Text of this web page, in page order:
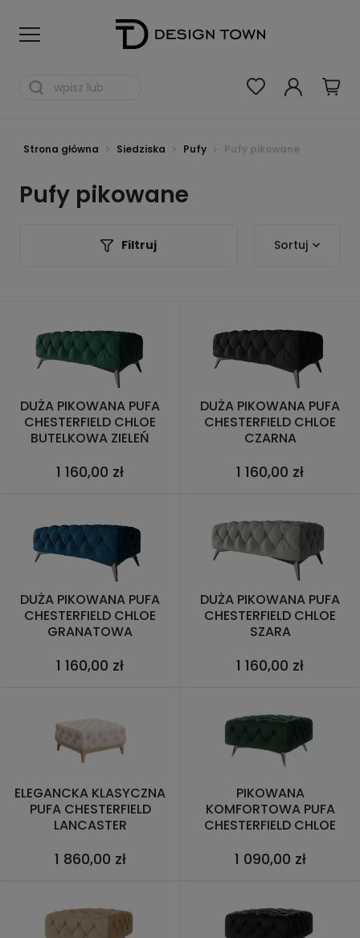
Strona główna Siedziska Pufy Pufy pikowane
Pufy pikowane
Filtruj Sortuj
DUŻA PIKOWANA PUFA
CHESTERFIELD CHLOE
BUTELKOWA ZIELEŃ
1 160,00 zł
DUŻA PIKOWANA PUFA
CHESTERFIELD CHLOE
CZARNA
1 160,00 zł
DUŻA PIKOWANA PUFA
CHESTERFIELD CHLOE
GRANATOWA
1 160,00 zł
DUŻA PIKOWANA PUFA
CHESTERFIELD CHLOE
SZARA
1 160,00 zł
ELEGANCKA KLASYCZNA
PUFA CHESTERFIELD
LANCASTER
1 860,00 zł
PIKOWANA
KOMFORTOWA PUFA
CHESTERFIELD CHLOE
1 090,00 zł